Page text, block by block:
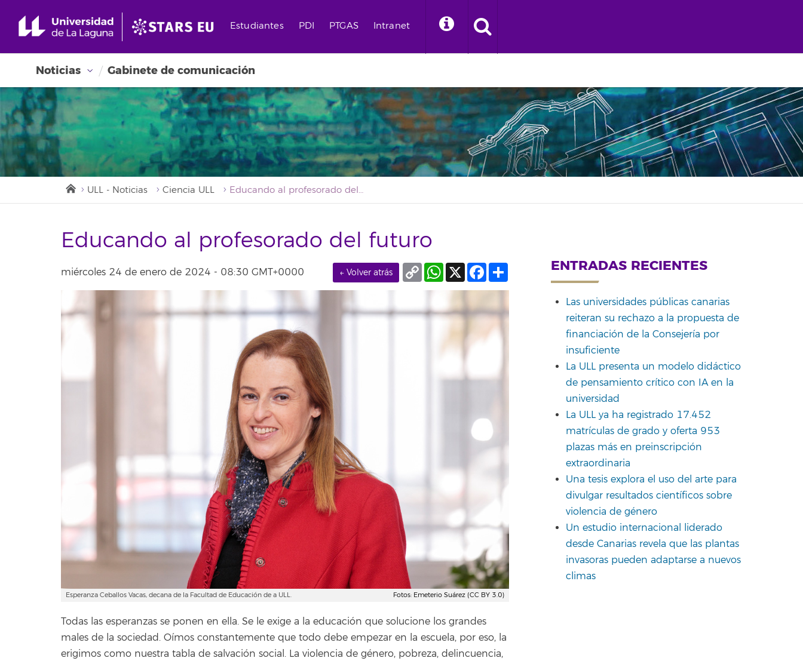
Estudiantes PDI PTGAS Intranet
Noticias Gabinete de comunicación
ULL - Noticias Ciencia ULL Educando al profesorado del futuro
Educando al profesorado del futuro
miércoles 24 de enero de 2024 - 08:30 GMT+0000 ← Volver atrás Compartir
Facebook
X
WhatsApp
Copy
Link
Esperanza Ceballos Vacas, decana de la Facultad de Educación de a ULL. Fotos: Emeterio Suárez (CC BY 3.0)
Todas las esperanzas se ponen en ella. Se le exige a la educación que solucione los grandes
males de la sociedad. Oímos constantemente que todo debe empezar en la escuela, por eso, la
erigimos como nuestra tabla de salvación social. La violencia de género, pobreza, delincuencia,
ENTRADAS RECIENTES
Las universidades públicas canarias
reiteran su rechazo a la propuesta de
financiación de la Consejería por
insuficiente
La ULL presenta un modelo didáctico
de pensamiento crítico con IA en la
universidad
La ULL ya ha registrado 17.452
matrículas de grado y oferta 953
plazas más en preinscripción
extraordinaria
Una tesis explora el uso del arte para
divulgar resultados científicos sobre
violencia de género
Un estudio internacional liderado
desde Canarias revela que las plantas
invasoras pueden adaptarse a nuevos
climas